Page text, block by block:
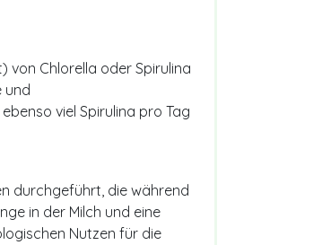
von Chlorella oder Spirulina
und
viel Spirulina pro Tag
durchgeführt, die während
in der Milch und eine
Nutzen für die